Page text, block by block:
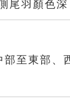
羽顏色深
至東部、